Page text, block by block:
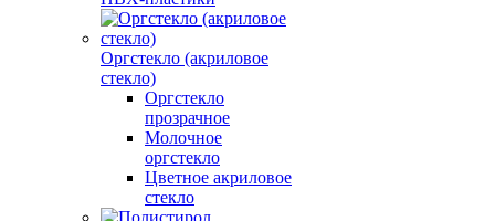
Оргстекло (акриловое
стекло)
Оргстекло
прозрачное
Молочное
оргстекло
Цветное акриловое
стекло